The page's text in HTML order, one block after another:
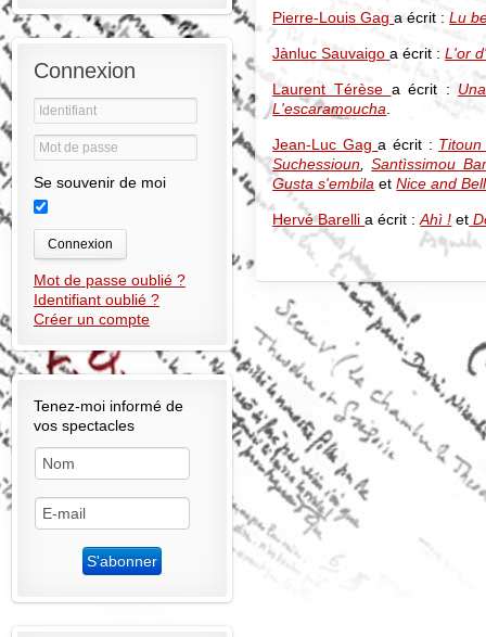
Pierre-Louis Gag a écrit :Lu
Jànluc Sauvaigo a écrit :L'or
Laurent Térèse a écrit :
L'escaramoucha
Jean-Luc Gag a écrit :
Suchessioun ,Santìssimou
Gusta s'embila etNice and
Hervé Barelli a écrit :Ahì ! et
Connexion
Se souvenir de moi
Connexion
Mot de passe oublié ?
Identifiant oublié ?
Créer un compte
Tenez-moi informé de
vos spectacles